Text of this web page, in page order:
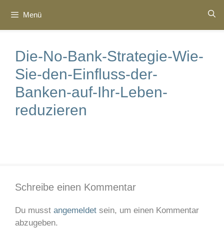
Inhalt
springen
Menü
Die-No-Bank-Strategie-Wie-
Sie-den-Einfluss-der-
Banken-auf-Ihr-Leben-
reduzieren
Schreibe einen Kommentar
Du musst angemeldet sein, um einen Kommentar
abzugeben.